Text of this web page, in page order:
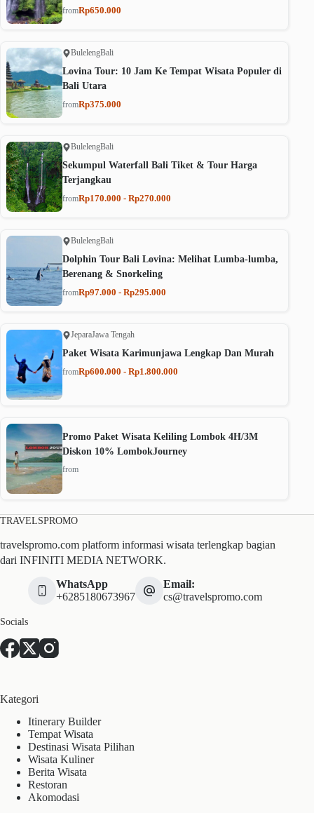
fromRp650.000
BulelengBali
Lovina Tour: 10 Jam Ke Tempat Wisata Populer di
Bali Utara
fromRp375.000
BulelengBali
Sekumpul Waterfall Bali Tiket & Tour Harga
Terjangkau
fromRp170.000 - Rp270.000
BulelengBali
Dolphin Tour Bali Lovina: Melihat Lumba-lumba,
Berenang & Snorkeling
fromRp97.000 - Rp295.000
JeparaJawa Tengah
Paket Wisata Karimunjawa Lengkap Dan Murah
fromRp600.000 - Rp1.800.000
Promo Paket Wisata Keliling Lombok 4H/3M
Diskon 10% LombokJourney
from
TRAVELSPROMO
travelspromo.com platform informasi wisata terlengkap bagian
dari INFINITI MEDIA NETWORK.
WhatsApp
+6285180673967
Email:
cs@travelspromo.com
Socials
Kategori
Itinerary Builder
Tempat Wisata
Destinasi Wisata Pilihan
Wisata Kuliner
Berita Wisata
Restoran
Akomodasi